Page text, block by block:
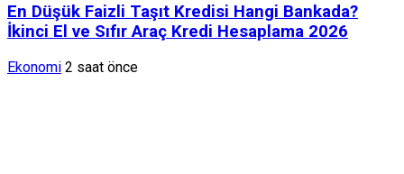
En Düşük Faizli Taşıt Kredisi Hangi Bankada?
İkinci El ve Sıfır Araç Kredi Hesaplama 2026
Ekonomi 2 saat önce